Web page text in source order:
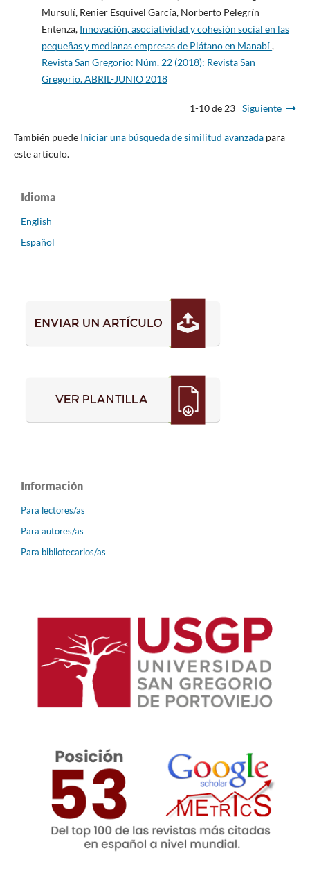
Mursulí, Renier Esquivel García, Norberto Pelegrín
Entenza, Innovación, asociatividad y cohesión social en las
pequeñas y medianas empresas de Plátano en Manabí,
Revista San Gregorio: Núm. 22 (2018): Revista San
Gregorio. ABRIL-JUNIO 2018
1-10 de 23 Siguiente
También puede Iniciar una búsqueda de similitud avanzadapara
este artículo.
Idioma
English
Español
Información
Para lectores/as
Para autores/as
Para bibliotecarios/as